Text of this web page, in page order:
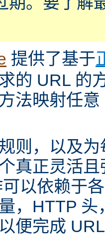
提供了基于
的 URL 的
法映射任
则，以及
真正灵活
以依赖于
，HTTP
便完成